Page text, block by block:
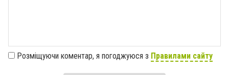
Розміщуючи коментар, я погоджуюся з Правилами сайту